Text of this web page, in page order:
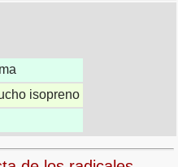
isopreno